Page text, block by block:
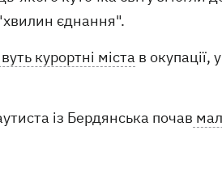
єднання".
курортні міста в окупації,
із Бердянська почав